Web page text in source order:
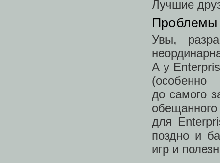
Лучшие
Проблемы
Увы,
А у
до самого
для
поздно и
игр и